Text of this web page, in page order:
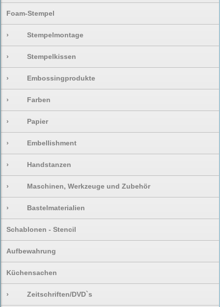
Foam-Stempel
› Stempelmontage
› Stempelkissen
› Embossingprodukte
› Farben
› Papier
› Embellishment
› Handstanzen
› Maschinen, Werkzeuge und Zubehör
› Bastelmaterialien
Schablonen - Stencil
Aufbewahrung
Küchensachen
› Zeitschriften/DVD`s